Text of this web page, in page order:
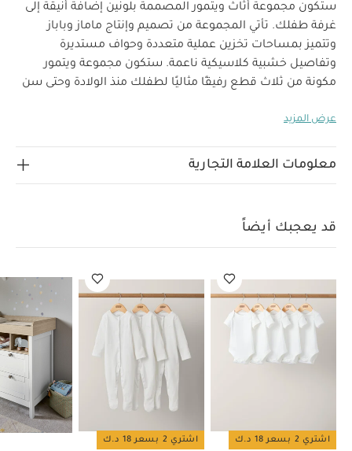
ستكون مجموعة أثاث ويتمور المصممة بلونين إضافة أنيقة إلى
غرفة طفلك. تأتي المجموعة من تصميم وإنتاج ماماز وباباز
وتتميز بمساحات تخزين عملية متعددة وحواف مستديرة
وتفاصيل خشبية كلاسيكية ناعمة. ستكون مجموعة ويتمور
مكونة من ثلاث قطع رفيقًا مثاليًا لطفلك منذ الولادة وحتى سن
أطفال بسن المشي وخزانة أدراج مزودة بوحدة تغيير قابلة للإزالة
ملابس طفلك وأغراضه بكل سهولة. كما يتميز المهد بقاعدة
تصميم باللونين الأبيض أو الرمادي بمقابض خشبية
يمكنك الاحتفاظ بطاولة التغيير عندما يكبر طفلك بفضل
لتخزين الملابس والحفاضات
مواصفات المنتج:
(الجهة الأمامية من اليسار لليمين): 96.6 × العرض: 53.5 ×
الارتفاع: 92.6 سم
منذ الولادة حتى 11 كغم (12 شهرًا تقريبًا)
أقصى وزن للطفل: 11 كغم
قد يعجبك أيضاً:
طقم ألبسة
قطعة واحدة بأكمام قصيرة قماش عضوي بلون أبيض - 5 قطع
بيجاما قطعة واحدة عضوية بلون أبيض - 3 قطع
خزانة أدراج/ طاولة تغيير
خزانة أدراج/طاولة تغيير أطلس - أبيض
وحدة أدراج
وطاولة تغيير كوكسلي – أخضر أوليف / ناتورال
عرض المزيد
معلومات العلامة التجارية
قد يعجبك أيضاً
اشتري 2 بسعر 18 د.ك اشتري 2 بسعر 18 د.ك